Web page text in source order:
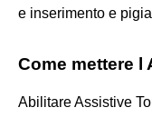
e inserimento e
Come mettere l
Abilitare Assistive